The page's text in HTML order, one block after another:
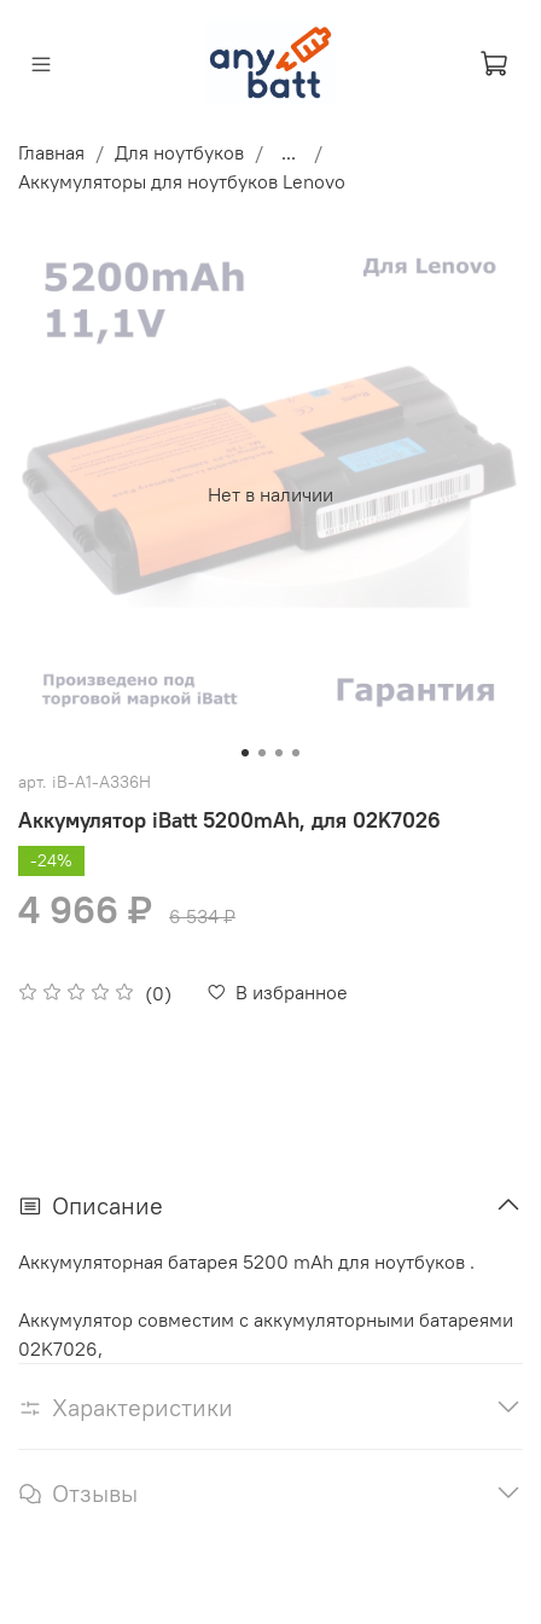
Главная Для ноутбуков
...
Аккумуляторы для ноутбуков Lenovo
Нет в наличии
арт. iB-A1-A336H
Аккумулятор iBatt 5200mAh, для 02K7026
(0) В избранное
-24%
4 966 ₽ 6 534 ₽
Описание
Аккумуляторная батарея 5200 mAh для ноутбуков .
Аккумулятор cовместим с аккумуляторными батареями
02K7026,
Характеристики
Отзывы